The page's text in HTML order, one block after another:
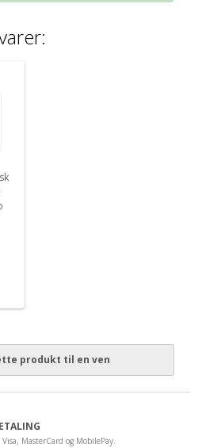
produkt til en ven
MasterCard og MobilePay.